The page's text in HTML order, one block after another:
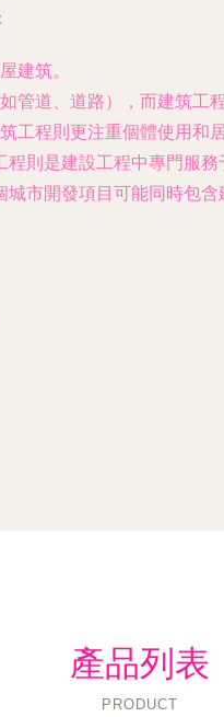
建筑。
道、道路），而建筑工
工程則更注重個體使用和居
則是建設工程中專門服
市開發項目可能同時包
產品列表
PRODUCT